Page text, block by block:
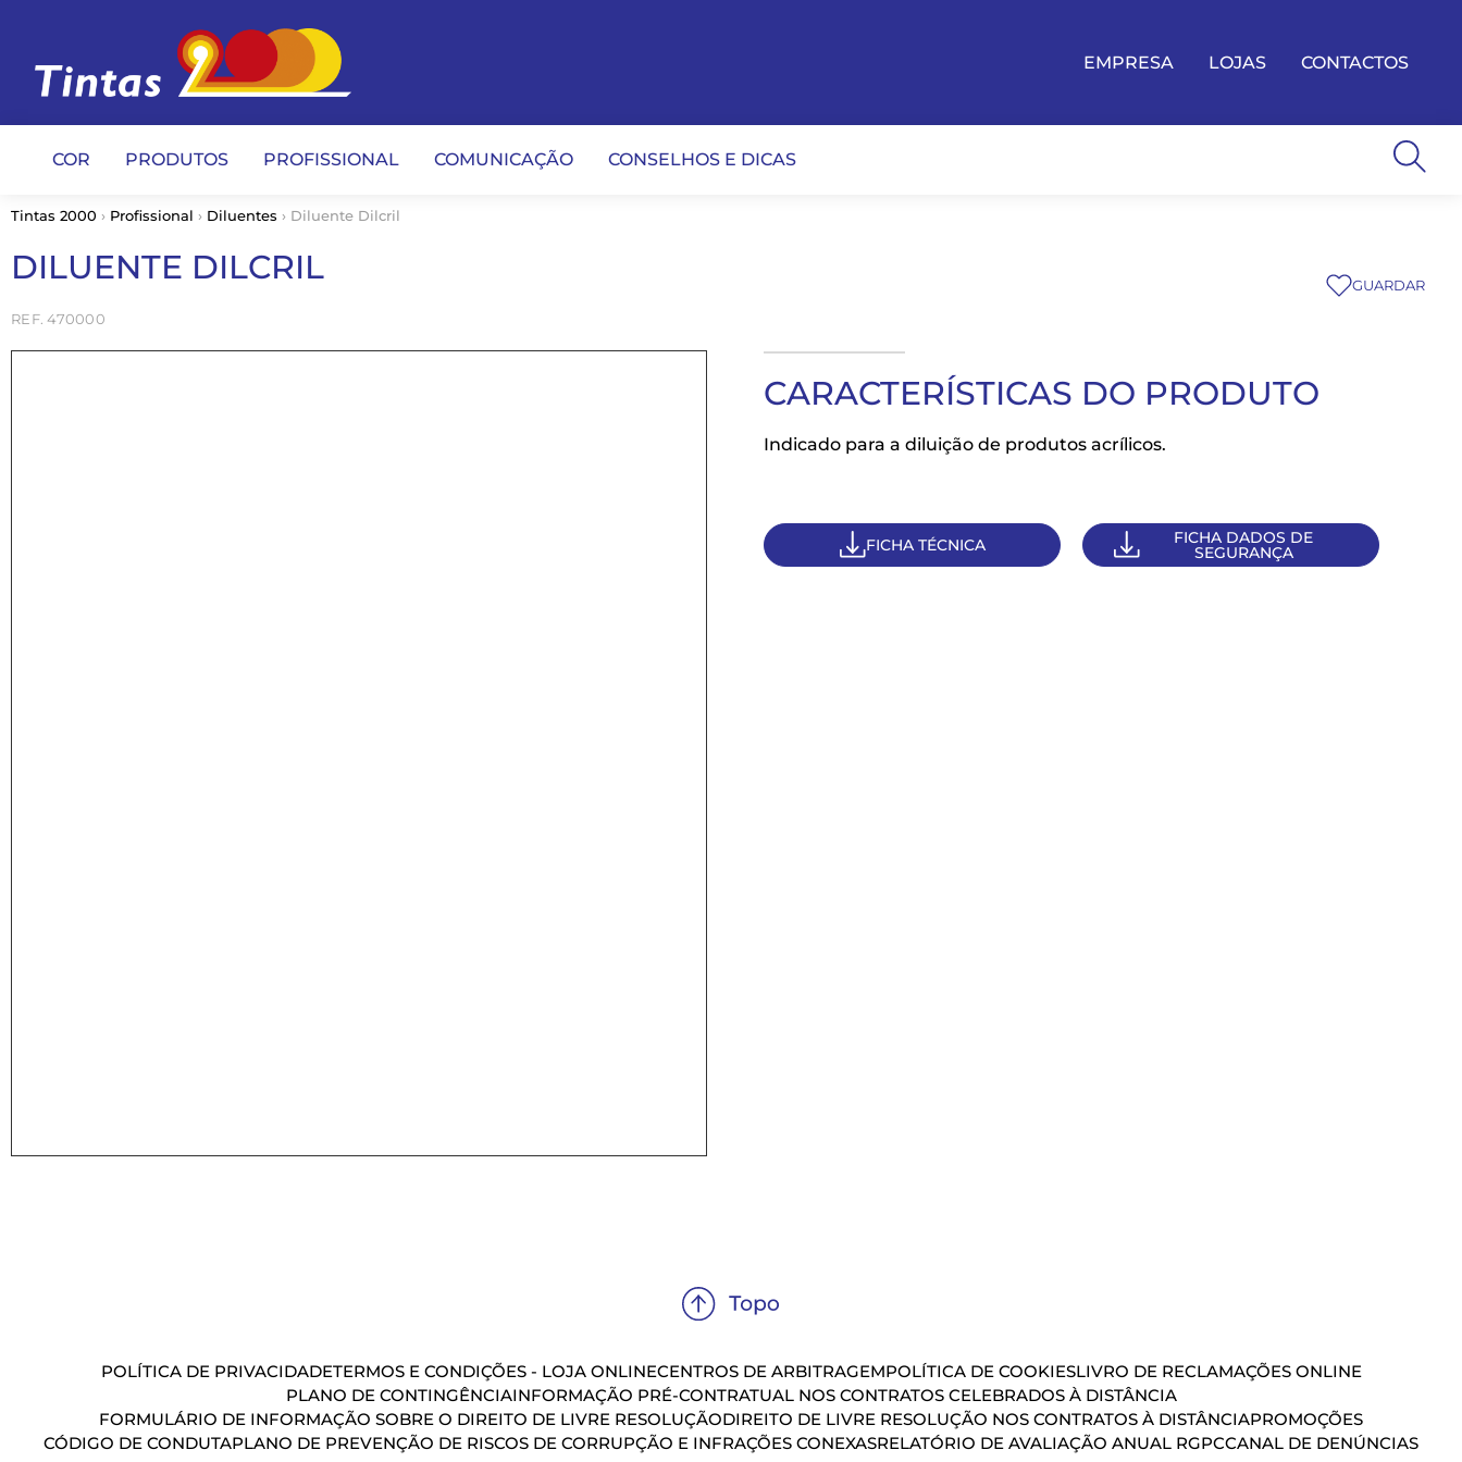
EMPRESA LOJAS CONTACTOS
COR PRODUTOS PROFISSIONAL COMUNICAÇÃO CONSELHOS E DICAS
Tintas 2000 › Profissional › Diluentes › Diluente Dilcril
DILUENTE DILCRIL
470000
GUARDAR
CARACTERÍSTICAS DO PRODUTO
Indicado para a diluição de produtos acrílicos.
FICHA TÉCNICA FICHA DADOS DE
SEGURANÇA
POLÍTICA DE PRIVACIDADETERMOS E CONDIÇÕES - LOJA ONLINECENTROS DE ARBITRAGEMPOLÍTICA DE COOKIESLIVRO DE RECLAMAÇÕES ONLINE
PLANO DE CONTINGÊNCIAINFORMAÇÃO PRÉ-CONTRATUAL NOS CONTRATOS CELEBRADOS À DISTÂNCIA
FORMULÁRIO DE INFORMAÇÃO SOBRE O DIREITO DE LIVRE RESOLUÇÃODIREITO DE LIVRE RESOLUÇÃO NOS CONTRATOS À DISTÂNCIAPROMOÇÕES
CÓDIGO DE CONDUTAPLANO DE PREVENÇÃO DE RISCOS DE CORRUPÇÃO E INFRAÇÕES CONEXASRELATÓRIO DE AVALIAÇÃO ANUAL RGPCCANAL DE DENÚNCIAS